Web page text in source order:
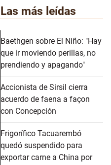
Las más leídas
Baethgen sobre El Niño: "Hay
que ir moviendo perillas, no
prendiendo y apagando"
Accionista de Sirsil cierra
acuerdo de faena a façon
con Concepción
Frigorífico Tacuarembó
quedó suspendido para
exportar carne a China por